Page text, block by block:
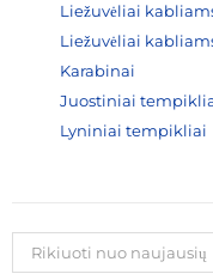
Liežuvėliai
Liežuvėliai
Karabinai
Juostiniai
Lyniniai tempikliai
Rikiuoti nuo naujausių